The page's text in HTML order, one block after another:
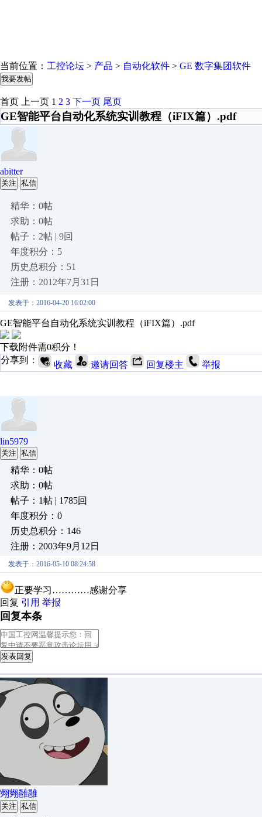
当前位置： 工控论坛 > 产品 > 自动化软件 > GE 数字集团软件
我要发帖
首页 上一页 1 2 3 下一页 尾页
GE智能平台自动化系统实训教程（iFIX篇）.pdf
abitter
关注 私信
精华：0帖
求助：0帖
帖子：2帖 | 9回
年度积分：5
历史总积分：51
注册：2012年7月31日
发表于：2016-04-20 16:02:00
GE智能平台自动化系统实训教程（iFIX篇）.pdf
下载附件需0积分！
分享到：
收藏 邀请回答 回复楼主 举报
lin5979
关注 私信
精华：0帖
求助：0帖
帖子：1帖 | 1785回
年度积分：0
历史总积分：146
注册：2003年9月12日
发表于：2016-05-10 08:24:58
正要学习…………感谢分享
回复 引用 举报
回复本条
发表回复
翙翙雝雝
关注 私信